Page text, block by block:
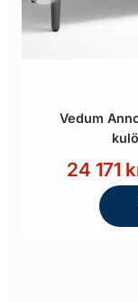
Vedum
24 171